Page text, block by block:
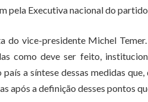
pela Executiva nacional do
do vice-presidente Michel
como deve ser feito,
país a síntese dessas medidas
após a definição desses pontos